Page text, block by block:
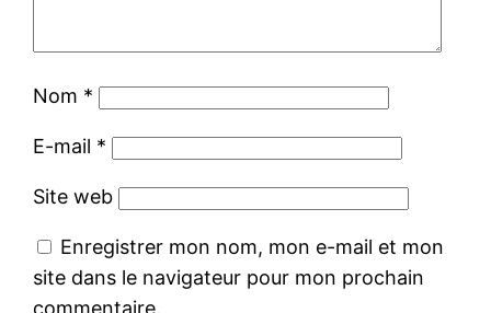
Nom *
E-mail *
Site web
Enregistrer mon nom, mon e-mail et mon
site dans le navigateur pour mon prochain
commentaire.